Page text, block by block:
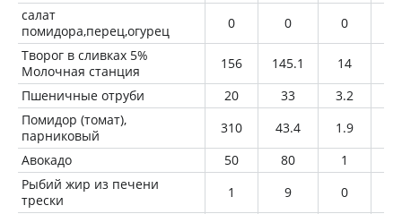
салат
помидора,перец,огурец
0 0 0
Творог в сливках 5%
Молочная станция
156 145.1 14
Пшеничные отруби
20 33 3.2
Помидор (томат),
парниковый
310 43.4 1.9
Авокадо
50 80 1
Рыбий жир из печени
трески
1 9 0